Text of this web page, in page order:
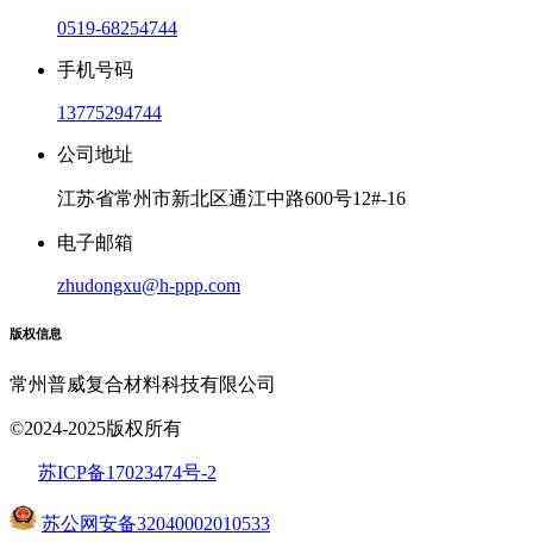
0519-68254744
手机号码
13775294744
公司地址
江苏省常州市新北区通江中路600号12#-16
电子邮箱
zhudongxu@h-ppp.com
版权信息
常州普威复合材料科技有限公司
©2024-2025版权所有
苏ICP备17023474号-2
苏公网安备32040002010533